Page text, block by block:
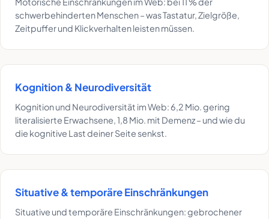
schwerbehinderten Menschen – was Tastatur, Zielgröße,
Zeitpuffer und Klickverhalten leisten müssen.
Kognition & Neurodiversität
Kognition und Neurodiversität im Web: 6,2 Mio. gering
literalisierte Erwachsene, 1,8 Mio. mit Demenz – und wie du
die kognitive Last deiner Seite senkst.
Situative & temporäre Einschränkungen
Situative und temporäre Einschränkungen: gebrochener